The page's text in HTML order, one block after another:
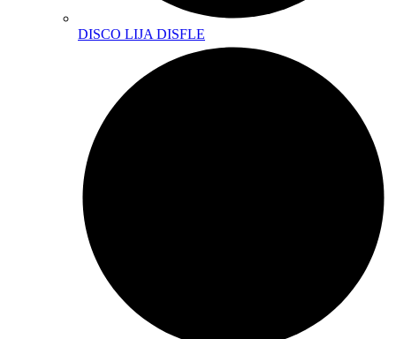
DISCO LIJA DISFLE